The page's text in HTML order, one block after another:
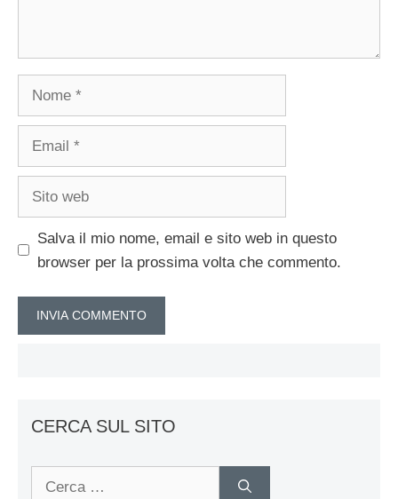
Salva il mio nome, email e sito web in questo
browser per la prossima volta che commento.
CERCA SUL SITO
Ricerca